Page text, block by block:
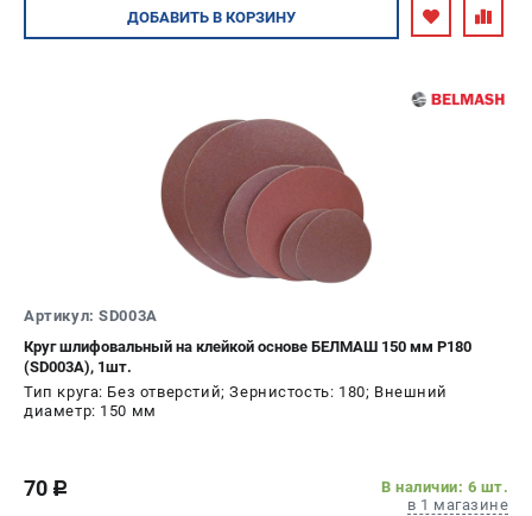
Авторизуйтесь
ДОБАВИТЬ В КОРЗИНУ
Артикул: SD003A
Круг шлифовальный на клейкой основе БЕЛМАШ 150 мм P180
(SD003A), 1шт.
Тип круга: Без отверстий; Зернистость: 180; Внешний
диаметр: 150 мм
70 c
В наличии: 6 шт.
в 1 магазине